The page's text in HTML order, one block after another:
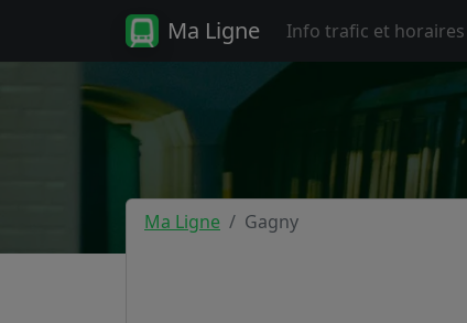
Ma Ligne Info trafic et horaires
Ma Ligne Gagny